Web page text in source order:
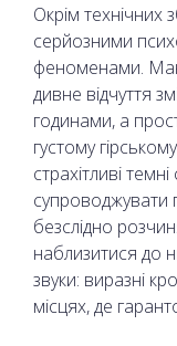
Окрім технічних
серйозними
феноменами.
дивне відчуття
годинами, а
густому
страхітливі
супроводжувати
безслідно
наблизитися до
звуки: виразні
місцях, де